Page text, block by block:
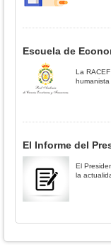
Escuela de
La
El Informe del
El
la